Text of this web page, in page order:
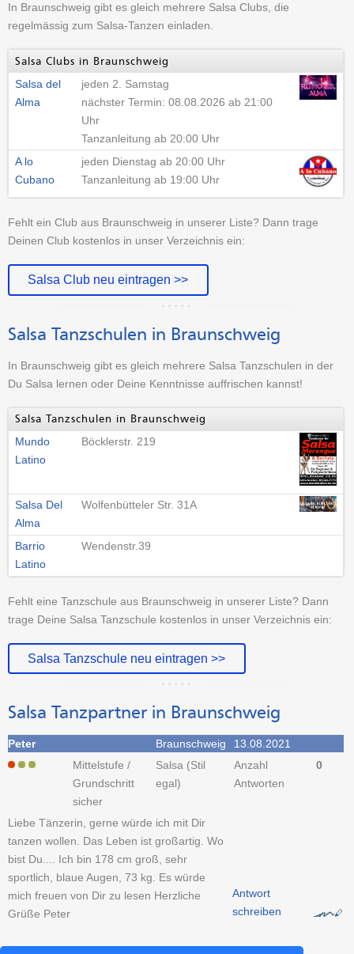
In Braunschweig gibt es gleich mehrere Salsa Clubs, die
regelmässig zum Salsa-Tanzen einladen.
Salsa Clubs in Braunschweig
Salsa del
Alma
jeden 2. Samstag
nächster Termin: 08.08.2026 ab 21:00
Uhr
Tanzanleitung ab 20:00 Uhr
A lo
Cubano
jeden Dienstag ab 20:00 Uhr
Tanzanleitung ab 19:00 Uhr
Fehlt ein Club aus Braunschweig in unserer Liste? Dann trage
Deinen Club kostenlos in unser Verzeichnis ein:
Salsa Club neu eintragen >>
Salsa Tanzschulen in Braunschweig
In Braunschweig gibt es gleich mehrere Salsa Tanzschulen in der
Du Salsa lernen oder Deine Kenntnisse auffrischen kannst!
Salsa Tanzschulen in Braunschweig
Mundo
Latino
Böcklerstr. 219
Salsa Del
Alma
Wolfenbütteler Str. 31A
Barrio
Latino
Wendenstr.39
Fehlt eine Tanzschule aus Braunschweig in unserer Liste? Dann
trage Deine Salsa Tanzschule kostenlos in unser Verzeichnis ein:
Salsa Tanzschule neu eintragen >>
Salsa Tanzpartner in Braunschweig
Peter Braunschweig
13.08.2021
Mittelstufe /
Grundschritt
sicher
Salsa (Stil
egal)
Anzahl
Antworten
0
Liebe Tänzerin, gerne würde ich mit Dir
tanzen wollen. Das Leben ist großartig. Wo
bist Du.... Ich bin 178 cm groß, sehr
sportlich, blaue Augen, 73 kg. Es würde
mich freuen von Dir zu lesen Herzliche
Grüße Peter
Antwort
schreiben